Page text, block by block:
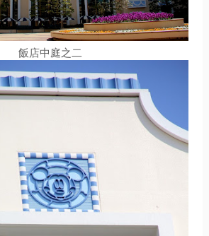
飯店中庭之二